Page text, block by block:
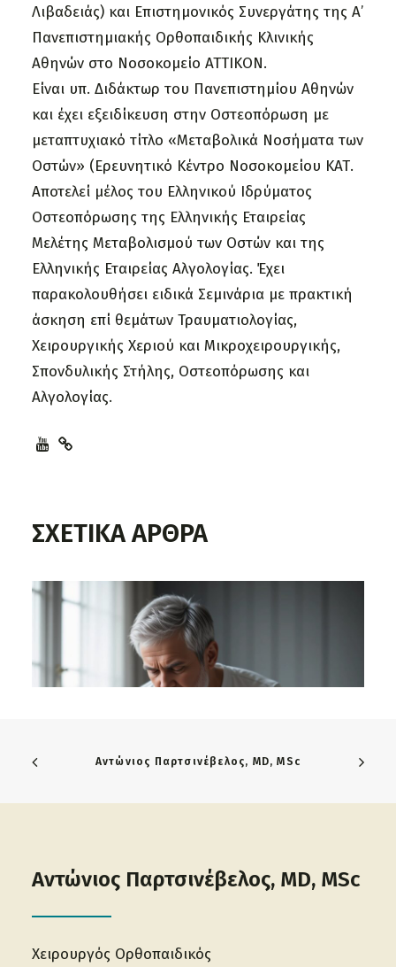
Λιβαδειάς) και Επιστημονικός Συνεργάτης της Α’
Πανεπιστημιακής Ορθοπαιδικής Κλινικής
Αθηνών στο Νοσοκομείο ΑΤΤΙΚΟΝ.
Είναι υπ. Διδάκτωρ του Πανεπιστημίου Αθηνών
και έχει εξειδίκευση στην Οστεοπόρωση με
μεταπτυχιακό τίτλο «Μεταβολικά Νοσήματα των
Οστών» (Ερευνητικό Κέντρο Νοσοκομείου ΚΑΤ.
Αποτελεί μέλος του Ελληνικού Ιδρύματος
Οστεοπόρωσης της Ελληνικής Εταιρείας
Μελέτης Μεταβολισμού των Οστών και της
Ελληνικής Εταιρείας Αλγολογίας. Έχει
παρακολουθήσει ειδικά Σεμινάρια με πρακτική
άσκηση επί θεμάτων Τραυματιολογίας,
Χειρουργικής Χεριού και Μικροχειρουργικής,
Σπονδυλικής Στήλης, Οστεοπόρωσης και
Αλγολογίας.
ΣΧΕΤΙΚΑ ΑΡΘΡΑ
Υποχόνδριο κάταγμα
Αντώνιος Παρτσινέβελος, MD, MSc
Αντώνιος Παρτσινέβελος, MD, MSc
Χειρουργός Ορθοπαιδικός